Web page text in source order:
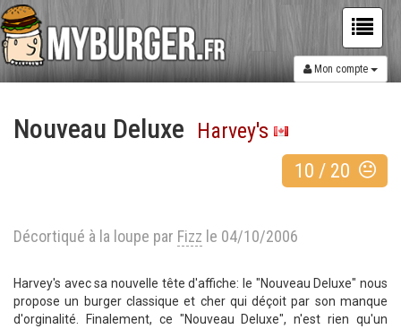
Mon compte
Nouveau Deluxe Harvey's
10 / 20
Décortiqué à la loupe par Fizz le 04/10/2006
Harvey's avec sa nouvelle tête d'affiche: le "Nouveau Deluxe" nous
propose un burger classique et cher qui déçoit par son manque
d'orginalité. Finalement, ce "Nouveau Deluxe", n'est rien qu'un